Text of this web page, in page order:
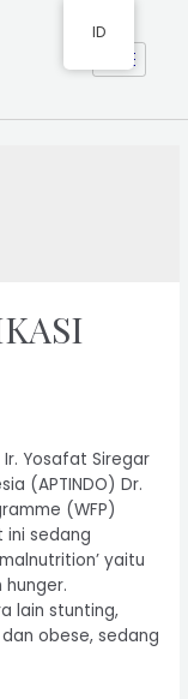
Yosafat Siregar
(APTINDO) Dr.
(WFP)
ini sedang
yaitu
lain stunting,
obese, sedang
ID